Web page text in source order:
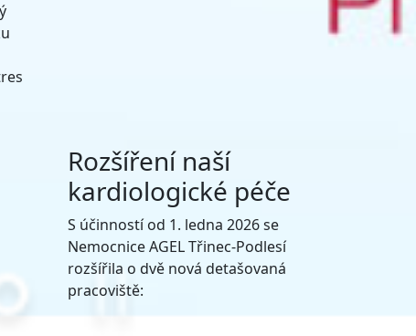
Rozšíření naší
kardiologické péče
S účinností od 1. ledna 2026 se
Nemocnice AGEL Třinec-Podlesí
rozšířila o dvě nová detašovaná
pracoviště: